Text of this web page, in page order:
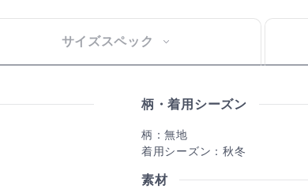
サイズスペック
柄・着用シーズン
柄：無地
着用シーズン：秋冬
素材